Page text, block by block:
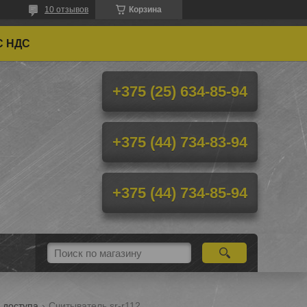
Корзина
10 отзывов
НДС
+375 (25) 634-85-94
+375 (44) 734-83-94
+375 (44) 734-85-94